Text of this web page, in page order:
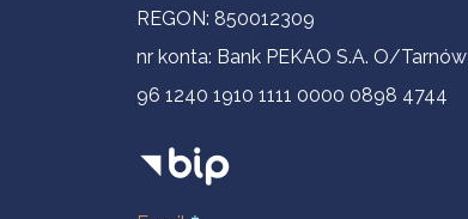
REGON: 850012309
nr konta: Bank PEKAO S.A. O/Tarnów
96 1240 1910 1111 0000 0898 4744